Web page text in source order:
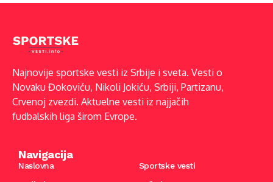
Najnovije sportske vesti iz Srbije i sveta. Vesti o
Novaku Đokoviću, Nikoli Jokiću, Srbiji, Partizanu,
Crvenoj zvezdi. Aktuelne vesti iz najjačih
fudbalskih liga širom Evrope.
Navigacija
Naslovna
Sportske vesti